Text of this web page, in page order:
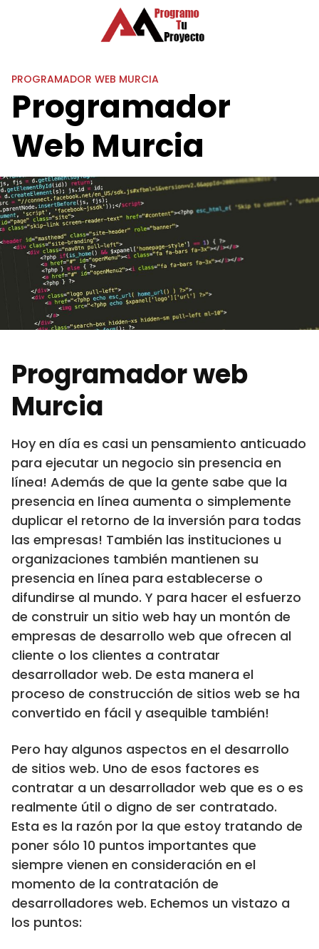
PROGRAMADOR WEB MURCIA
Programador
Web Murcia
Programador web
Murcia
Hoy en día es casi un pensamiento anticuado
para ejecutar un negocio sin presencia en
línea! Además de que la gente sabe que la
presencia en línea aumenta o simplemente
duplicar el retorno de la inversión para todas
las empresas! También las instituciones u
organizaciones también mantienen su
presencia en línea para establecerse o
difundirse al mundo. Y para hacer el esfuerzo
de construir un sitio web hay un montón de
empresas de desarrollo web que ofrecen al
cliente o los clientes a contratar
desarrollador web. De esta manera el
proceso de construcción de sitios web se ha
convertido en fácil y asequible también!
Pero hay algunos aspectos en el desarrollo
de sitios web. Uno de esos factores es
contratar a un desarrollador web que es o es
realmente útil o digno de ser contratado.
Esta es la razón por la que estoy tratando de
poner sólo 10 puntos importantes que
siempre vienen en consideración en el
momento de la contratación de
desarrolladores web. Echemos un vistazo a
los puntos: